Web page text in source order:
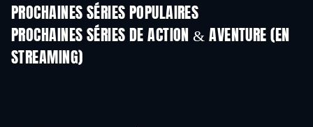
PROCHAINES SÉRIES POPULAIRES
Série Série
PROCHAINES SÉRIES DE ACTION & AVENTURE (EN
STREAMING)Saison 2